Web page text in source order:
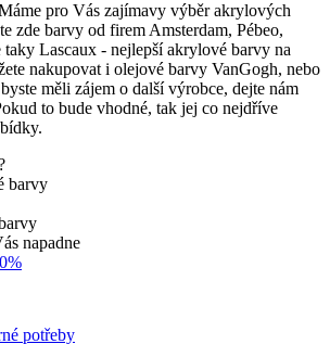
pro Vás zajímavy výběr akrylových
zde barvy od firem Amsterdam, Pébeo,
taky Lascaux - nejlepší akrylové barvy na
nakupovat i olejové barvy VanGogh, nebo
měli zájem o další výrobce, dejte nám
to bude vhodné, tak jej co nejdříve
barvy
napadne